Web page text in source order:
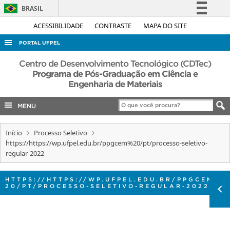
ACESSIBILIDADE CONTRASTE MAPA DO SITE
BRASIL
Simplifique!
Acesso à informação
Legislação
Canais
PORTAL UFPEL
ACESSO À INFORMAÇÃO
AUDITORIA
EDITAIS
INTERNACIONAL
OUVIDORIA
PORTARIAS
Centro de Desenvolvimento Tecnológico (CDTec)
Programa de Pós-Graduação em Ciência e
Engenharia de Materiais
MENU
Início
Processo Seletivo
https://https://wp.ufpel.edu.br/ppgcem%20/pt/processo-seletivo-
regular-2022
HTTPS://HTTPS://WP.UFPEL.EDU.BR/PPGCEM%
20/PT/PROCESSO-SELETIVO-REGULAR-2022